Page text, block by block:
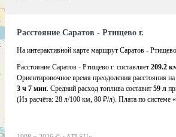
Расстояние Саратов - Ртищево г.
На интерактивной карте маршрут Саратов -
Расстояние Саратов - Ртищево г. составляет 209.2
Ориентировочное время преодоления расстояния
3 ч 7 мин. Средний расход топлива составит 59 л
(Из расчёта: 28 л/100 км, 80 ₽/л). Плата по системе